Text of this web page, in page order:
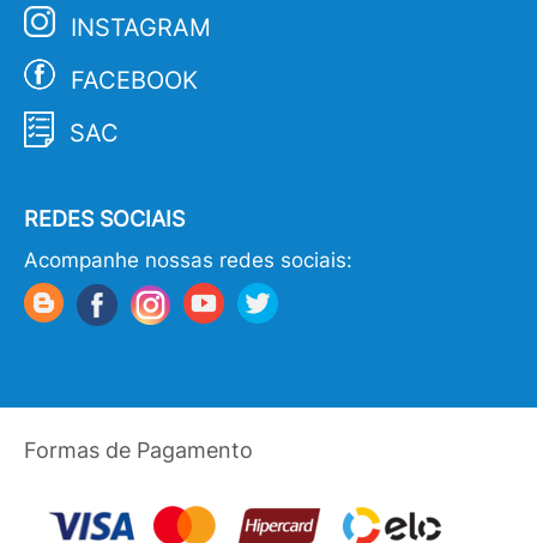
INSTAGRAM
FACEBOOK
SAC
REDES SOCIAIS
Acompanhe nossas redes sociais:
Formas de Pagamento